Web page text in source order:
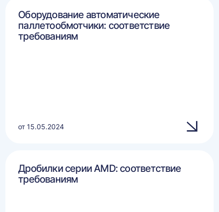
Оборудование автоматические
паллетообмотчики: соответствие
требованиям
от 15.05.2024
Дробилки серии AMD: соответствие
требованиям